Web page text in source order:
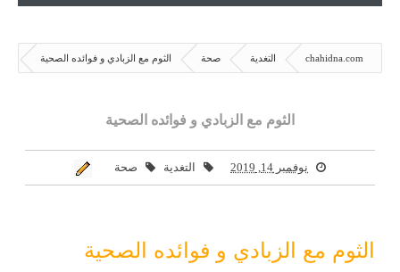
chahidna.com التغدية صحة الثوم مع الزبادي و فوائده الصحية
الثوم مع الزبادي و فوائده الصحية
نوفمبر 14, 2019 التغدية صحة
الثوم مع الزبادي و فوائده الصحية